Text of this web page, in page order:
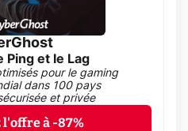
Ping et le Lag
pour le gaming
dans 100 pays
et privée
l'offre à -87%